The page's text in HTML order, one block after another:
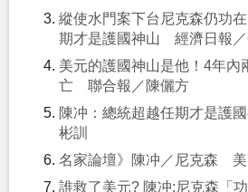
縱使水門案下台尼克森仍功
期才是護國神山 經濟日報
美元的護國神山是他！4年內
亡 聯合報／陳儷方
陳冲：總統超越任期才是護
彬訓
名家論壇》陳冲／尼克森
誰救了美元? 陳冲:尼克森「